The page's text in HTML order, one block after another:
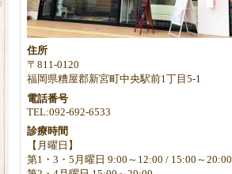
住所
〒811-0120
福岡県糟屋郡新宮町中央駅前1丁目5-1
電話番号
TEL:092-692-6533
診療時間
【月曜日】
第1・3・5月曜日 9:00～12:00 / 15:00～20:00